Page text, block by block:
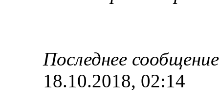
Последнее
18.10.2018, 02:14